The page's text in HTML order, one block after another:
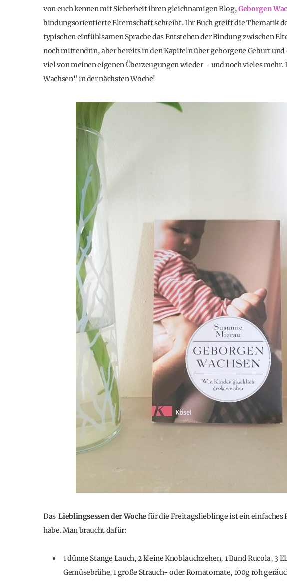
von euch kennen mit Sicherheit ihren gleichnamigen Blog,Geborgen
bindungsorientierte Elternschaft schreibt. Ihr Buch greift die Thematik
typischen einfühlsamen Sprache das Entstehen der Bindung zwischen
noch mittendrin, aber bereits in den Kapiteln über geborgene Geburt
viel von meinen eigenen Überzeugungen wieder – und noch vieles
Wachsen" in der nächsten Woche!
DasLieblingsessen der Wochefür die Freitagslieblinge ist ein einfaches
habe. Man braucht dafür:
1 dünne Stange Lauch, 2 kleine Knoblauchzehen, 1 Bund Rucola, 3
Gemüsebrühe, 1 große Strauch- oder Romatomate, 100g roh